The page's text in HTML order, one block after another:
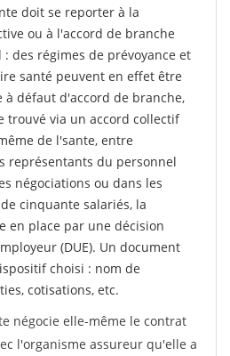
doit se reporter à la
ou à l'accord de branche
des régimes de prévoyance et
santé peuvent en effet être
à défaut d'accord de branche,
trouvé via un accord collectif
de l'sante, entre
représentants du personnel
négociations ou dans les
cinquante salariés, la
en place par une décision
(DUE). Un document
choisi : nom de
cotisations, etc.
négocie elle-même le contrat
l'organisme assureur qu'elle a